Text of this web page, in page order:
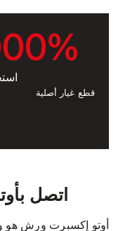
00%
قطع غيار أصلية
اتصل
أوتو إكسبرت ورش هو